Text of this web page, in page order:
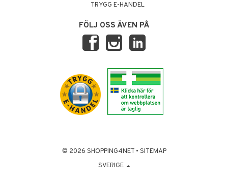
TRYGG E-HANDEL
FÖLJ OSS ÄVEN PÅ
© 2026 SHOPPING4NET • SITEMAP
SVERIGE